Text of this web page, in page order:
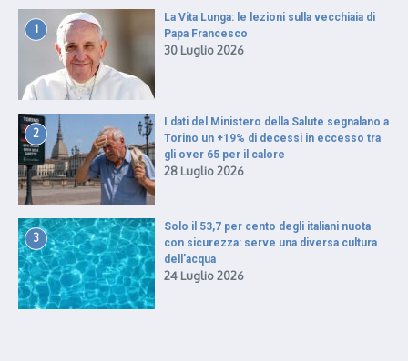
1
La Vita Lunga: le lezioni sulla vecchiaia di
Papa Francesco
30 Luglio 2026
2
I dati del Ministero della Salute segnalano a
Torino un +19% di decessi in eccesso tra
gli over 65 per il calore
28 Luglio 2026
3
Solo il 53,7 per cento degli italiani nuota
con sicurezza: serve una diversa cultura
dell’acqua
24 Luglio 2026